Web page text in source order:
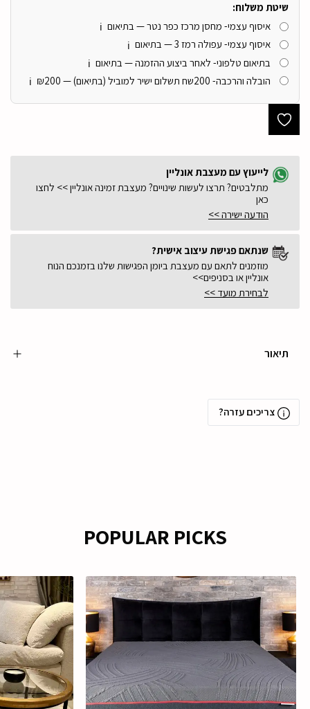
צהוב
-
חיסול
עודפים!!
שיטת משלוח:
איסוף עצמי- מחסן מרכז כפר נטר — בתיאום ℹ️
איסוף עצמי- עפולה רמז 3 — בתיאום ℹ️
בתיאום טלפוני- לאחר ביצוע ההזמנה — בתיאום ℹ️
הובלה והרכבה- 200שח תשלום ישיר למוביל (בתיאום) — ₪200 ℹ️
לייעוץ עם מעצבת אונליין
מתלבטים? תרצו לעשות שינויים? מעצבת זמינה אונליין >> לחצו
כאן
הודעה ישירה >>
שנתאם פגישת עיצוב אישית?
מוזמנים לתאם עם מעצבת ביומן הפגישות שלנו בזמנכם הנוח
אונליין או בסניפים>>
לבחירת מועד >>
תיאור
צריכים עזרה?
POPULAR PICKS